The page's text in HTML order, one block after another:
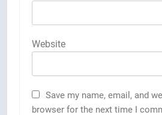
Website
Save my name, email, and
browser for the next time I